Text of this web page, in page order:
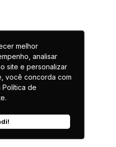
melhor
analisar
site e personalizar
você concorda com
Política de